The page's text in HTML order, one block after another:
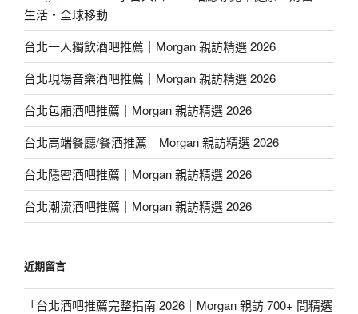
生活・全球移動
台北一人獨飲酒吧推薦｜Morgan 親訪精選 2026
台北現場音樂酒吧推薦｜Morgan 親訪精選 2026
台北包廂酒吧推薦｜Morgan 親訪精選 2026
台北高端餐廳/餐酒推薦｜Morgan 親訪精選 2026
台北隱密酒吧推薦｜Morgan 親訪精選 2026
台北潮流酒吧推薦｜Morgan 親訪精選 2026
近期留言
「台北酒吧推薦完整指南 2026｜Morgan 親訪 700+ 間精選